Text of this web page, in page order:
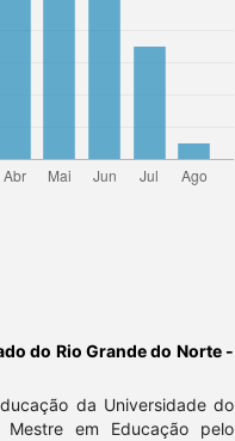
do Rio Grande do Norte -
da Universidade do
em Educação pelo